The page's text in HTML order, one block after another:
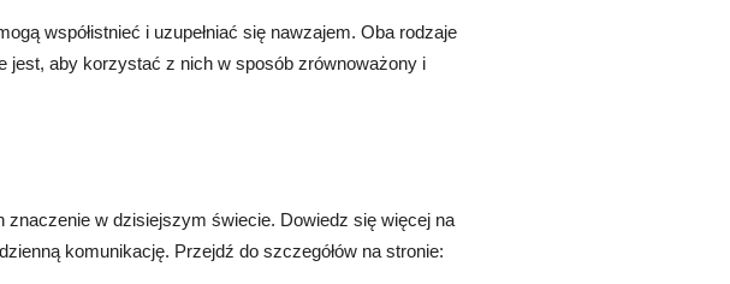
współistnieć i uzupełniać się nawzajem. Oba rodzaje
jest, aby korzystać z nich w sposób zrównoważony i
w dzisiejszym świecie. Dowiedz się więcej na
komunikację. Przejdź do szczegółów na stronie: